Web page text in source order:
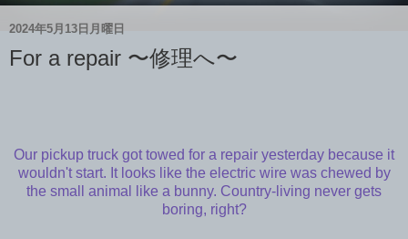
2024年5月13日月曜日
For a repair 〜修理へ〜
Our pickup truck got towed for a repair yesterday because it
wouldn't start. It looks like the electric wire was chewed by
the small animal like a bunny. Country-living never gets
boring, right?